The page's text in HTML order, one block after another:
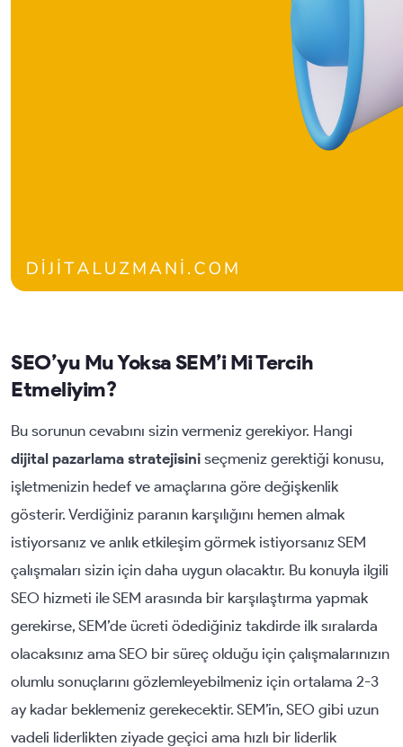
SEO’yu Mu Yoksa SEM’i Mi Tercih
Etmeliyim?
Bu sorunun cevabını sizin vermeniz gerekiyor. Hangi
dijital pazarlama stratejisini seçmeniz gerektiği konusu,
işletmenizin hedef ve amaçlarına göre değişkenlik
gösterir. Verdiğiniz paranın karşılığını hemen almak
istiyorsanız ve anlık etkileşim görmek istiyorsanız SEM
çalışmaları sizin için daha uygun olacaktır. Bu konuyla ilgili
SEO hizmeti ile SEM arasında bir karşılaştırma yapmak
gerekirse, SEM’de ücreti ödediğiniz takdirde ilk sıralarda
olacaksınız ama SEO bir süreç olduğu için çalışmalarınızın
olumlu sonuçlarını gözlemleyebilmeniz için ortalama 2-3
ay kadar beklemeniz gerekecektir. SEM’in, SEO gibi uzun
vadeli liderlikten ziyade geçici ama hızlı bir liderlik